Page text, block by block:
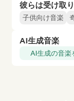
彼らは受け取
子供向け音楽
AI生成音楽
AI生成の音楽